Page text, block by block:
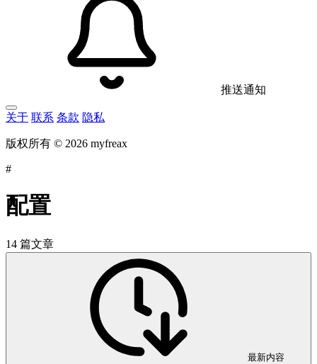
推送通知
关于 联系 条款 隐私
版权所有 © 2026 myfreax
#
配置
14 篇文章
最新内容